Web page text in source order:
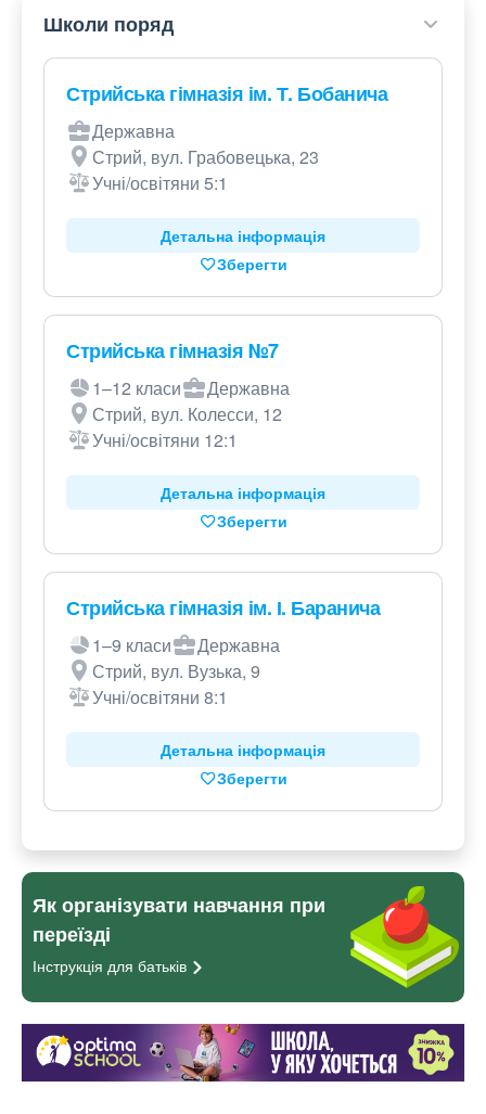
Школи поряд
Стрийська гімназія ім. Т. Бобанича
Державна
Стрий, вул. Грабовецька, 23
Учні/освітяни 5:1
Детальна інформація
Зберегти
Стрийська гімназія №7
1–12 класи
Державна
Стрий, вул. Колесси, 12
Учні/освітяни 12:1
Детальна інформація
Зберегти
Стрийська гімназія ім. І. Баранича
1–9 класи
Державна
Стрий, вул. Вузька, 9
Учні/освітяни 8:1
Детальна інформація
Зберегти
Як організувати навчання при
переїзді
Інструкція для батьків